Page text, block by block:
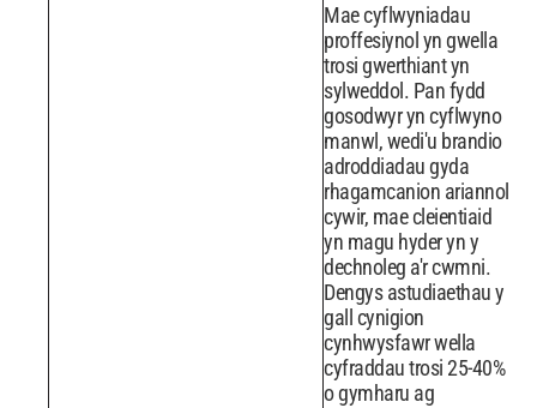
Mae cyflwyniadau
proffesiynol yn gwella
trosi gwerthiant yn
sylweddol. Pan fydd
gosodwyr yn cyflwyno
manwl, wedi'u brandio
adroddiadau gyda
rhagamcanion ariannol
cywir, mae cleientiaid
yn magu hyder yn y
dechnoleg a'r cwmni.
Dengys astudiaethau y
gall cynigion
cynhwysfawr wella
cyfraddau trosi 25-40%
o gymharu ag